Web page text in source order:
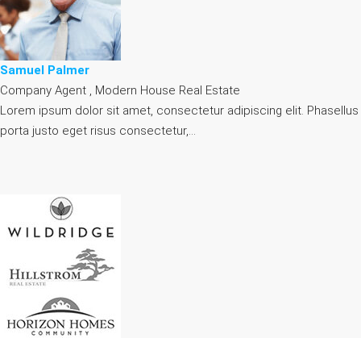
Samuel Palmer
Company Agent , Modern House Real Estate
Lorem ipsum dolor sit amet, consectetur adipiscing elit. Phasellus
porta justo eget risus consectetur,…